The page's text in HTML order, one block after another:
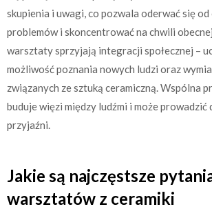
skupienia i uwagi, co pozwala oderwać się od
problemów i skoncentrować na chwili
warsztaty sprzyjają integracji społecznej –
możliwość poznania nowych ludzi oraz
związanych ze sztuką ceramiczną. Wspólna
buduje więzi między ludźmi i może prowadzić
przyjaźni.
Jakie są najczęstsze
warsztatów z ceramiki